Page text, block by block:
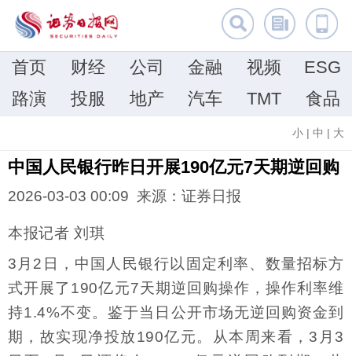
首页 财经 公司 金融 视频
ESG
路演
投服 地产 汽车 TMT 食品
小 | 中 | 大
中国人民银行昨日开展190亿元7天期逆回购
2026-03-03 00:09 来源：证券日报
本报记者 刘琪
3月2日，中国人民银行以固定利率、数量招标方
式开展了190亿元7天期逆回购操作，操作利率维
持1.4%不变。鉴于当日公开市场无逆回购资金到
期，故实现净投放190亿元。从本周来看，3月3